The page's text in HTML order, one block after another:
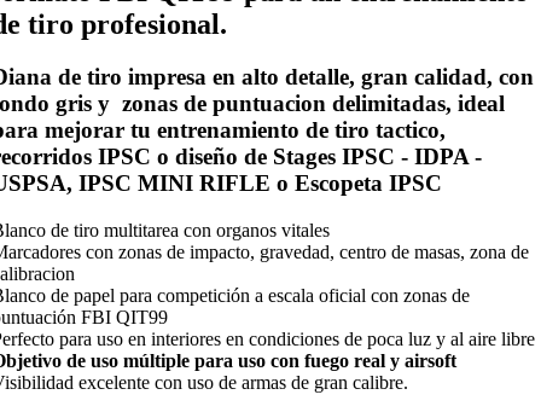
tiro profesional.
de tiro impresa en alto detalle, gran calidad, con
gris y zonas de puntuacion delimitadas, ideal
mejorar tu entrenamiento de tiro tactico,
IPSC o diseño de Stages IPSC - IDPA -
IPSC MINI RIFLE o Escopeta IPSC
de tiro multitarea con organos vitales
con zonas de impacto, gravedad, centro de masas, zona de
de papel para competición a escala oficial con zonas de
FBI QIT99
para uso en interiores en condiciones de poca luz y al aire libre
de uso múltiple para uso con fuego real y airsoft
excelente con uso de armas de gran calibre.